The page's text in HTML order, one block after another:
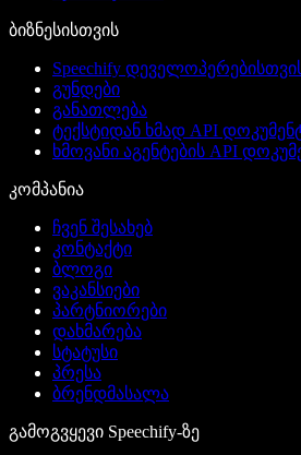
ბიზნესისთვის
Speechify
გუნდები
განათლება
ტექსტიდან ხმად API
ხმოვანი აგენტების API
კომპანია
ჩვენ შესახებ
კონტაქტი
ბლოგი
ვაკანსიები
პარტნიორები
დახმარება
სტატუსი
პრესა
ბრენდმასალა
გამოგვყევი Speechify-ზე